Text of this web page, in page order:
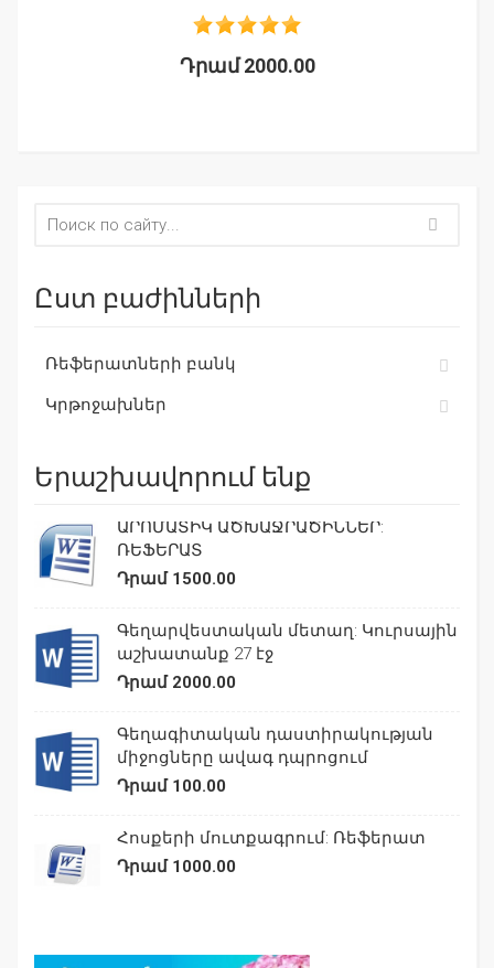
Դրամ 2000.00
Ըստ բաժինների
Ռեֆերատների բանկ
Կրթոջախներ
Երաշխավորում ենք
ԱՐՈՄԱՏԻԿ ԱԾԽԱՋՐԱԾԻՆՆԵՐ:
ՌԵՖԵՐԱՏ
Դրամ 1500.00
Գեղարվեստական մետաղ: Կուրսային
աշխատանք 27 էջ
Դրամ 2000.00
Գեղագիտական դաստիրակության
միջոցները ավագ դպրոցում
Դրամ 100.00
Հոսքերի մուտքագրում: Ռեֆերատ
Դրամ 1000.00